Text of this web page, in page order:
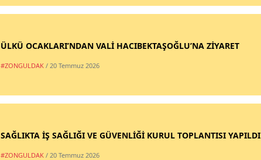
ÜLKÜ OCAKLARI’NDAN VALİ HACIBEKTAŞOĞLU’NA ZİYARET
#ZONGULDAK / 20 Temmuz 2026
SAĞLIKTA İŞ SAĞLIĞI VE GÜVENLİĞİ KURUL TOPLANTISI YAPILDI
#ZONGULDAK / 20 Temmuz 2026